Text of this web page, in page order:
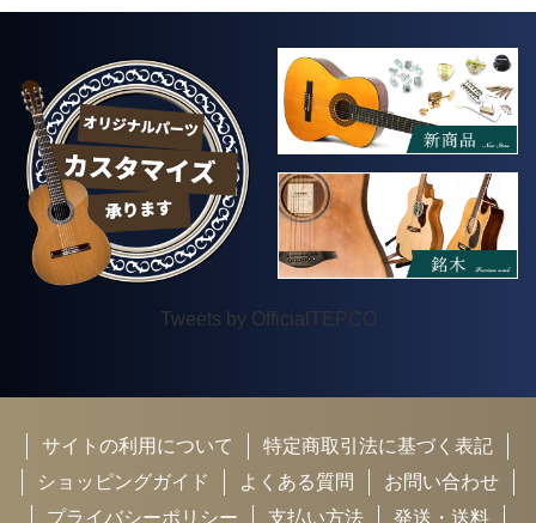
Tweets by OfficialTEPCO
サイトの利用について
特定商取引法に基づく表記
ショッピングガイド
よくある質問
お問い合わせ
プライバシーポリシー
支払い方法 発送・送料